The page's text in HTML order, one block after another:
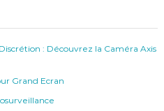
c
r
: Découvrez la Caméra Axis
Grand Ecran